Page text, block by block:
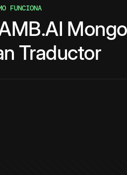
FUNCIONA
Traductor